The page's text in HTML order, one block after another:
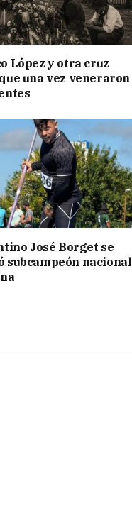
López y otra cruz
una vez veneraron
José Borget se
subcampeón nacional